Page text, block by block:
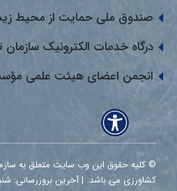
صندوق ملی حمایت از محیط
درگاه خدمات الکترونیک
انجمن اعضای هیئت علمی
© کلیه حقوق این وب سایت متعلق به
کشاورزی می باشد. | آخرین بروزرسانی: شنبه ۱۷ مرداد